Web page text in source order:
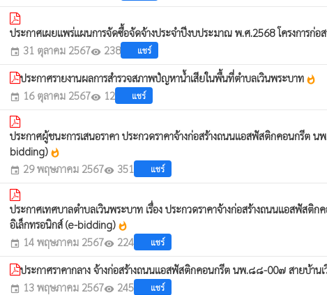
ประกาศเผยแพร่แผนการจัดซื้อจัดจ้างประจำปีงบประมาณ พ.ศ.2568 โครงการก่
event 31 ตุลาคม 2567visibility 238 แชร์
ประกาศรายงานผลการสำรวจสภาพปํญหาน้ำเสียในพื้นที่ตำบลเวินพระบาท whatshot
event 16 ตุลาคม 2567visibility 12 แชร์
ประกาศผู้ชนะการเสนอราคา ประกวดราคาจ้างก่อสร้างถนนแอสฟัสติกคอนกรีต
bidding) whatshot
event 29 พฤษภาคม 2567visibility 351 แชร์
ประกาศเทศบาลตำบลเวินพระบาท เรื่อง ประกวดราคาจ้างก่อสร้างถนนแอสฟั
อิเล็กทรอนิกส์ (e-bidding) whatshot
event 14 พฤษภาคม 2567visibility 224 แชร์
ประกาศราคากลาง จ้างก่อสร้างถนนแอสฟัสติกคอนกรีต นพ.๘๘-00๗ สายบ้าน
event 13 พฤษภาคม 2567visibility 245 แชร์